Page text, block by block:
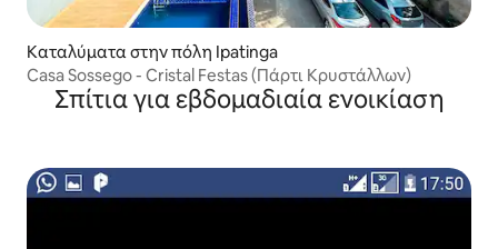
Καταλύματα στην πόλη Ipatinga
Casa Sossego - Cristal Festas (Πάρτι Κρυστάλλων)
Σπίτια για εβδομαδιαία ενοικίαση